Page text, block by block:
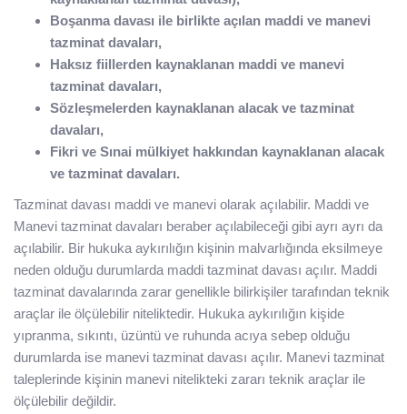
Boşanma davası ile birlikte açılan maddi ve manevi
tazminat davaları,
Haksız fiillerden kaynaklanan maddi ve manevi
tazminat davaları,
Sözleşmelerden kaynaklanan alacak ve tazminat
davaları,
Fikri ve Sınai mülkiyet hakkından kaynaklanan alacak
ve tazminat davaları.
Tazminat davası maddi ve manevi olarak açılabilir. Maddi ve
Manevi tazminat davaları beraber açılabileceği gibi ayrı ayrı da
açılabilir. Bir hukuka aykırılığın kişinin malvarlığında eksilmeye
neden olduğu durumlarda maddi tazminat davası açılır. Maddi
tazminat davalarında zarar genellikle bilirkişiler tarafından teknik
araçlar ile ölçülebilir niteliktedir. Hukuka aykırılığın kişide
yıpranma, sıkıntı, üzüntü ve ruhunda acıya sebep olduğu
durumlarda ise manevi tazminat davası açılır. Manevi tazminat
taleplerinde kişinin manevi nitelikteki zararı teknik araçlar ile
ölçülebilir değildir.